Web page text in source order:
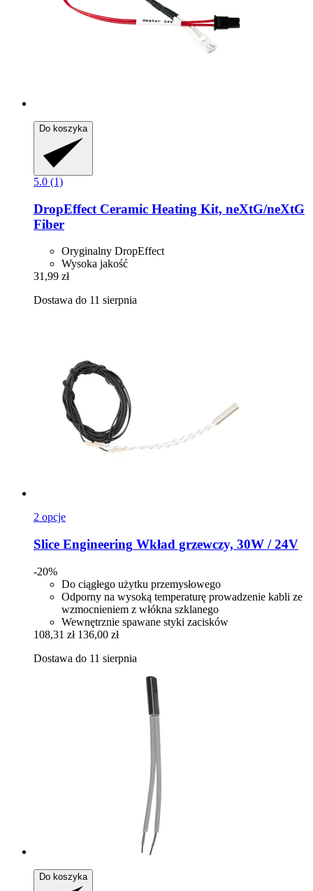
Do koszyka
5.0 (1)
DropEffect Ceramic Heating Kit, neXtG/neXtG
Fiber
Oryginalny DropEffect
Wysoka jakość
31,99 zł
Dostawa do 11 sierpnia
2 opcje
Slice Engineering Wkład grzewczy, 30W / 24V
-20%
Do ciągłego użytku przemysłowego
Odporny na wysoką temperaturę prowadzenie kabli ze
wzmocnieniem z włókna szklanego
Wewnętrznie spawane styki zacisków
108,31 zł 136,00 zł
Dostawa do 11 sierpnia
Do koszyka